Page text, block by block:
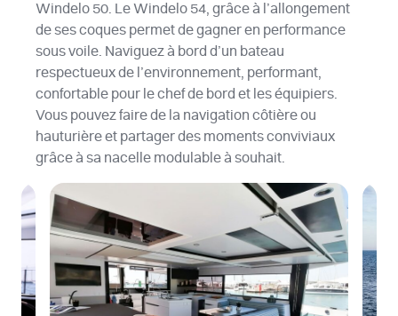
Windelo 50. Le Windelo 54, grâce à l’allongement
de ses coques permet de gagner en performance
sous voile. Naviguez à bord d’un bateau
respectueux de l’environnement, performant,
confortable pour le chef de bord et les équipiers.
Vous pouvez faire de la navigation côtière ou
hauturière et partager des moments conviviaux
grâce à sa nacelle modulable à souhait.